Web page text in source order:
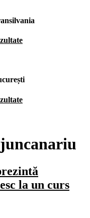
la un curs